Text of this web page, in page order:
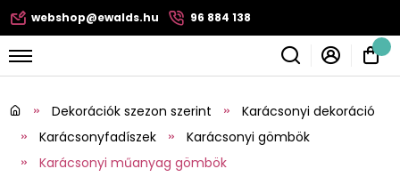
webshop@ewalds.hu 96 884 138
Dekorációk szezon szerint
Karácsonyi dekoráció
Karácsonyfadíszek
Karácsonyi gömbök
Karácsonyi műanyag gömbök